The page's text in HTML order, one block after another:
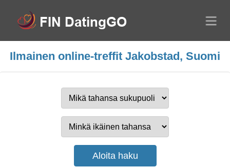
Ilmainen online-treffit Jakobstad, Suomi